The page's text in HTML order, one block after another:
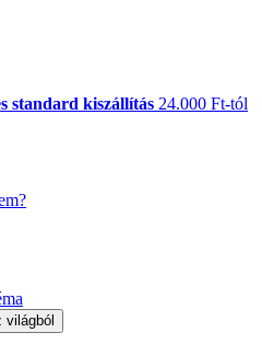
standard kiszállítás 24.000 Ft-tól